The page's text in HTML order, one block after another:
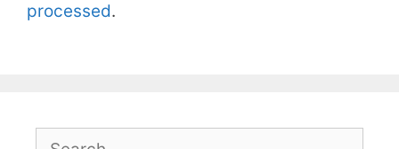
processed.
Search